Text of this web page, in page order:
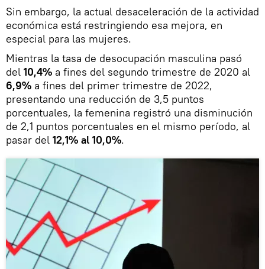
Sin embargo, la actual desaceleración de la actividad
económica está restringiendo esa mejora, en
especial para las mujeres.
Mientras la tasa de desocupación masculina pasó
del 10,4% a fines del segundo trimestre de 2020 al
6,9% a fines del primer trimestre de 2022,
presentando una reducción de 3,5 puntos
porcentuales, la femenina registró una disminución
de 2,1 puntos porcentuales en el mismo período, al
pasar del 12,1% al 10,0%.